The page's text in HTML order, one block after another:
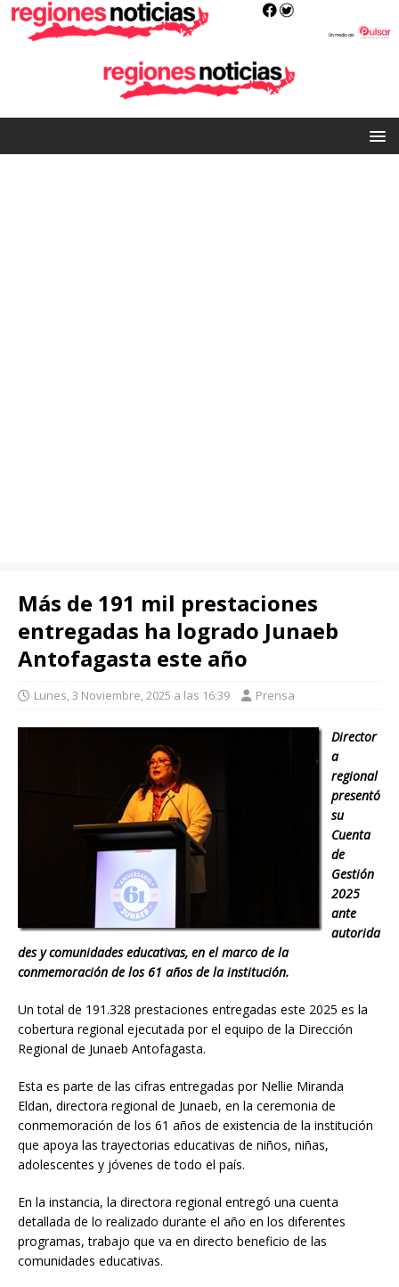
Más de 191 mil prestaciones
entregadas ha logrado Junaeb
Antofagasta este año
Lunes, 3 Noviembre, 2025 a las 16:39 Prensa
Director
a
regional
presentó
su
Cuenta
de
Gestión
2025
ante
autorida
des y comunidades educativas, en el marco de la
conmemoración de los 61 años de la institución.
Un total de 191.328 prestaciones entregadas este 2025 es la
cobertura regional ejecutada por el equipo de la Dirección
Regional de Junaeb Antofagasta.
Esta es parte de las cifras entregadas por Nellie Miranda
Eldan, directora regional de Junaeb, en la ceremonia de
conmemoración de los 61 años de existencia de la institución
que apoya las trayectorias educativas de niños, niñas,
adolescentes y jóvenes de todo el país.
En la instancia, la directora regional entregó una cuenta
detallada de lo realizado durante el año en los diferentes
programas, trabajo que va en directo beneficio de las
comunidades educativas.